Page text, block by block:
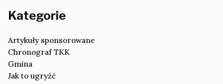
Kategorie
Artykuły sponsorowane
Chronograf TKK
Gmina
Jak to ugryźć